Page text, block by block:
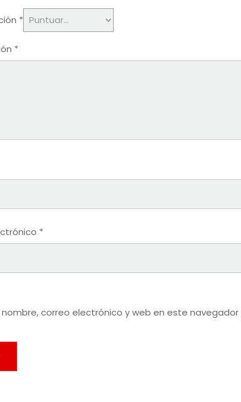
*
*
*
correo electrónico y web en este